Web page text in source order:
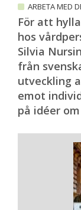
ARBETA MED
För att
hos
Silvia
från
utveckling
emot
på idéer